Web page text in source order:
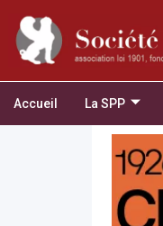
Accueil La SPP